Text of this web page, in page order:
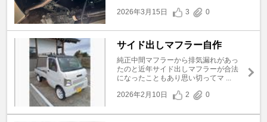
2026年3月15日
3 0
サイド出しマフラー自作
純正中間マフラーから排気漏れがあっ
たのと近年サイド出しマフラーが合法
になったこともあり思い切ってマ ...
2026年2月10日
2 0